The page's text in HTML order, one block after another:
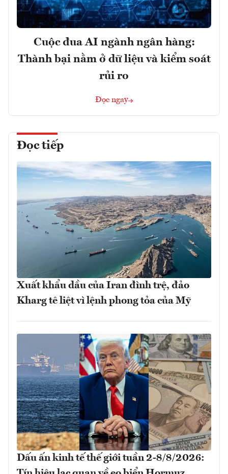
Cuộc đua AI ngành ngân hàng:
Thành bại nằm ở dữ liệu và kiểm soát
rủi ro
Đọc ngay
Đọc tiếp
Xuất khẩu dầu của Iran đình trệ, đảo
Kharg tê liệt vì lệnh phong tỏa của Mỹ
Dấu ấn kinh tế thế giới tuần 2-8/8/2026: